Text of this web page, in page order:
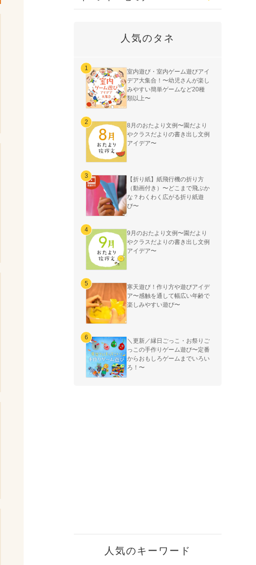
人気のタネ
室内遊び・室内ゲーム遊びアイ
デア大集合！〜幼児さんが楽し
みやすい簡単ゲームなど20種
類以上〜
8月のおたより文例〜園だより
やクラスだよりの書き出し文例
アイデア〜
【折り紙】紙飛行機の折り方
（動画付き）〜どこまで飛ぶか
な？わくわく広がる折り紙遊
び〜
9月のおたより文例〜園だより
やクラスだよりの書き出し文例
アイデア〜
寒天遊び！作り方や遊びアイデ
ア〜感触を通して幅広い年齢で
楽しみやすい遊び〜
＼更新／縁日ごっこ・お祭りご
っこの手作りゲーム遊び〜定番
からおもしろゲームまでいろい
ろ！〜
人気のキーワード